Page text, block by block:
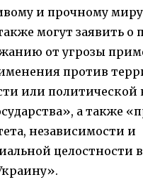
и прочному
могут заявить о
от угрозы
против
или политической
а также
независимости и
целостности